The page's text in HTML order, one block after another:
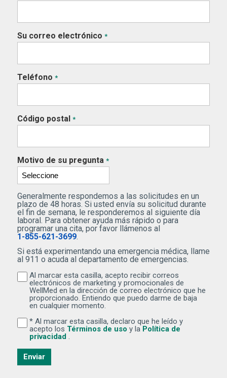
Su correo electrónico *
Teléfono *
Código postal *
Motivo de su pregunta *
Generalmente respondemos a las solicitudes en un
plazo de 48 horas. Si usted envía su solicitud durante
el fin de semana, le responderemos al siguiente día
laboral. Para obtener ayuda más rápido o para
programar una cita, por favor llámenos al
1-855-621-3699.
Si está experimentando una emergencia médica, llame
al 911 o acuda al departamento de emergencias.
Al marcar esta casilla, acepto recibir correos
Al marcar esta casilla, acepto recibir correos
electrónicos de marketing y promocionales de
WellMed en la dirección de correo electrónico que he
proporcionado. Entiendo que puedo darme de baja
en cualquier momento.
Al marcar esta casilla, declaro que he leído y acepto
* Al marcar esta casilla, declaro que he leído y
acepto los Términos de uso (Se abre una ventana
y la Política de
privacidad .
Enviar